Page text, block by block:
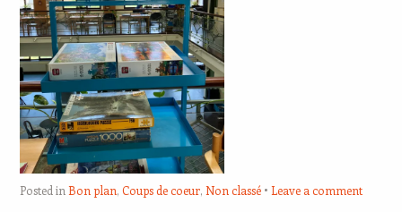
Posted in Bon plan, Coups de coeur, Non classé Leave a comment